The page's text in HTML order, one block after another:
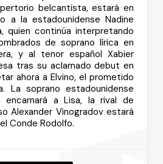
belcantista, estará en
a la estadounidense Nadine
quien continúa interpretando
de soprano lírica en
y al tenor español Xabier
tras su aclamado debut en
ahora a Elvino, el prometido
La soprano estadounidense
encarnará a Lisa, la rival de
Alexander Vinogradov estará
Conde Rodolfo.